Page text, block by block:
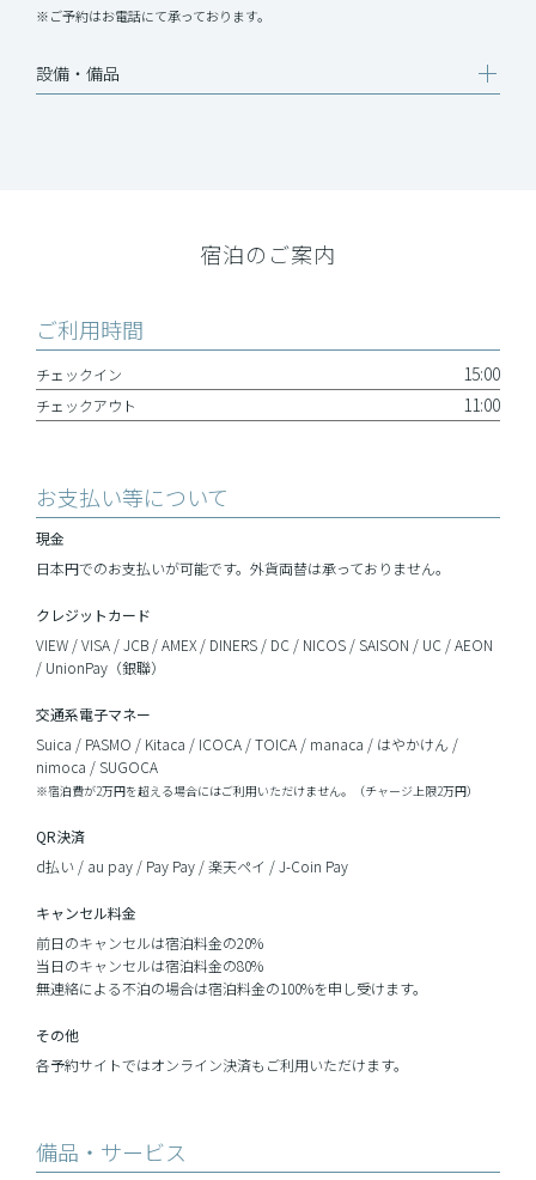
※ご予約はお電話にて承っております。
設備‧備品
宿泊のご案内
ご利用時間
チェックイン 15:00
チェックアウト 11:00
お支払い等について
現金
日本円でのお支払いが可能です。外貨両替は承っておりません。
クレジットカード
VIEW / VISA / JCB / AMEX / DINERS / DC / NICOS / SAISON / UC / AEON
/ UnionPay（銀聯）
交通系電子マネー
Suica / PASMO / Kitaca / ICOCA / TOICA / manaca / はやかけん /
nimoca / SUGOCA
※宿泊費が2万円を超える場合にはご利用いただけません。（チャージ上限2万円）
QR決済
d払い / au pay / Pay Pay / 楽天ペイ / J-Coin Pay
キャンセル料金
前日のキャンセルは宿泊料金の20%
当日のキャンセルは宿泊料金の80%
無連絡による不泊の場合は宿泊料金の100%を申し受けます。
その他
各予約サイトではオンライン決済もご利用いただけます。
備品・サービス